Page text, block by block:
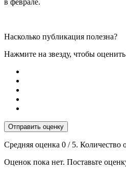
в феврале.
Насколько публикация полезна?
Нажмите на звезду, чтобы
Отправить оценку
Средняя оценка 0 / 5. Количество
Оценок пока нет. Поставьте